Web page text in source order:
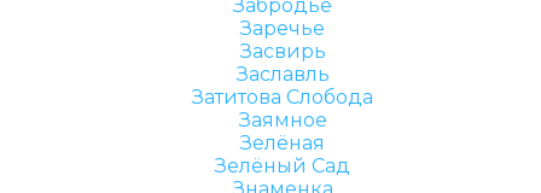
Забродье
Заречье
Засвирь
Заславль
Затитова Слобода
Заямное
Зелёная
Зелёный Сад